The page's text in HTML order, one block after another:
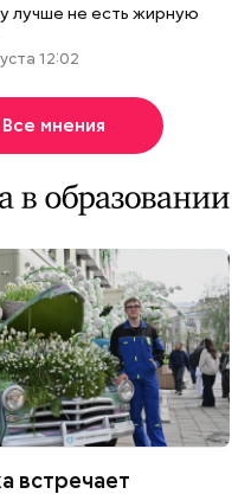
лучше не есть жирную
12:02
Все мнения
встречает